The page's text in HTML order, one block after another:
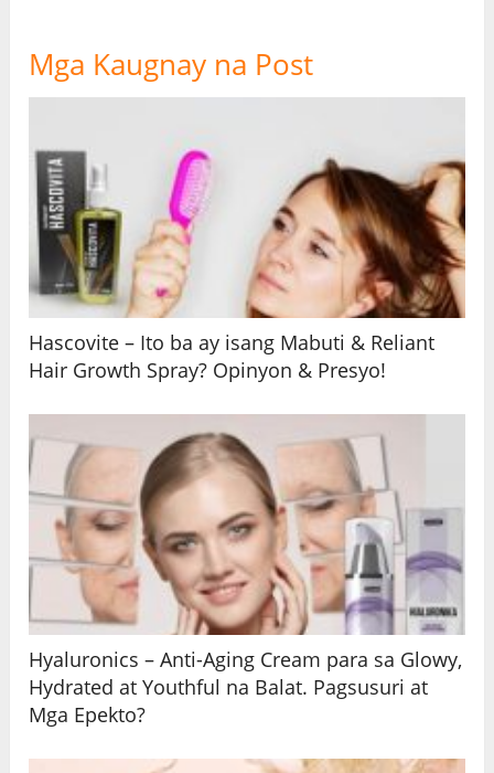
Mga Kaugnay na Post
Hascovite – Ito ba ay isang Mabuti & Reliant
Hair Growth Spray? Opinyon & Presyo!
Hyaluronics – Anti-Aging Cream para sa Glowy,
Hydrated at Youthful na Balat. Pagsusuri at
Mga Epekto?